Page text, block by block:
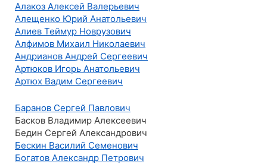
Алакоз Алексей Валерьевич
Алещенко Юрий Анатольевич
Алиев Теймур Новрузович
Алфимов Михаил Николаевич
Андрианов Андрей Сергеевич
Артюков Игорь Анатольевич
Артюх Вадим Сергеевич
Баранов Сергей Павлович
Басков Владимир Алексеевич
Бедин Сергей Александрович
Бескин Василий Семенович
Богатов Александр Петрович